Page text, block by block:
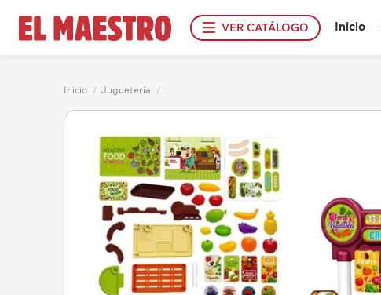
VER CATÁLOGO Inicio
Inicio / Juguetería /